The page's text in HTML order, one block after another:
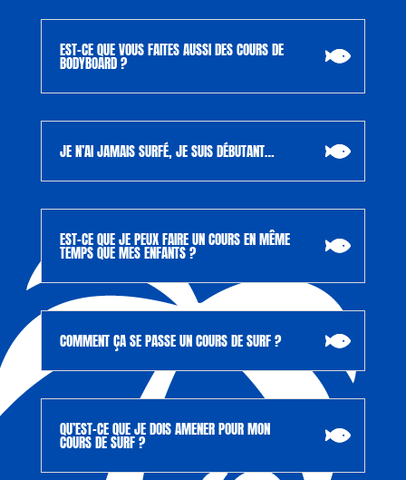
EST-CE QUE VOUS FAITES AUSSI DES COURS DE
BODYBOARD ?
JE N’AI JAMAIS SURFÉ, JE SUIS DÉBUTANT…
EST-CE QUE JE PEUX FAIRE UN COURS EN MÊME
TEMPS QUE MES ENFANTS ?
COMMENT ÇA SE PASSE UN COURS DE SURF ?
QU’EST-CE QUE JE DOIS AMENER POUR MON
COURS DE SURF ?